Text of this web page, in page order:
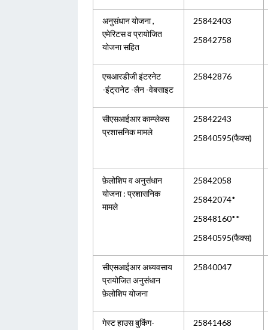
अनुसंधान योजना ,
एमेरिटस व प्रायोजित
योजना सहित
25842403
25842758
एचआरडीजी इंटरनेट
-इंट्रानेट -लैन -वेबसाइट
25842876
सीएसआईआर काम्प्लेक्स
प्रशासनिक मामले
25842243
25840595(फैक्स)
फ़ेलोशिप व अनुसंधान
योजना : प्रशासनिक
मामले
25842058
25842074*
25848160**
25840595(फैक्स)
सीएसआईआर अध्यवसाय
प्रायोजित अनुसंधान
फ़ेलोशिप योजना
25840047
गेस्ट हाउस बुकिंग-
25841468